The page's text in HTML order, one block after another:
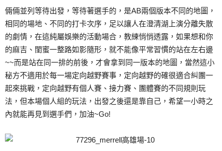
倆倆並列等待出發，等待著選手的，是AB兩個版本不同的地圖，
相同的場地、不同的打卡次序，足以讓人在澄清湖上演分離失散
的劇情，在這純屬娛樂的活動場合，教練悄悄透露，如果想和你
的麻吉、閨蜜一整路如影隨形，就不能像平常習慣的站在左右邊
~~而是站在同一排的前後，才會拿到同一版本的地圖，當然這小
秘方不適用於每一場定向越野賽事，定向越野的確很適合糾團一
起來挑戰，定向越野有個人賽、接力賽、團體賽的不同規則玩
法，但本場個人組的玩法，出發之後還是靠自己，希望一小時之
內就能再見到選手們，加油~Go!